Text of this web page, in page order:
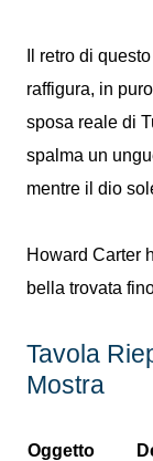
Il retro di
raffigura, in
sposa reale di
spalma un
mentre il dio
Howard Carter
bella trovata
Tavola
Mostra
Oggetto